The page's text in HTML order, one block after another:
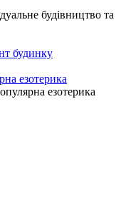
будівництво та
будинку
езотерика
езотерика